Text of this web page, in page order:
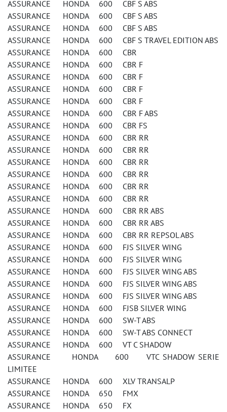
ASSURANCE HONDA 600 CBF S ABS
ASSURANCE HONDA 600 CBF S ABS
ASSURANCE HONDA 600 CBF S ABS
ASSURANCE HONDA 600 CBF S TRAVEL EDITION ABS
ASSURANCE HONDA 600 CBR
ASSURANCE HONDA 600 CBR F
ASSURANCE HONDA 600 CBR F
ASSURANCE HONDA 600 CBR F
ASSURANCE HONDA 600 CBR F
ASSURANCE HONDA 600 CBR F ABS
ASSURANCE HONDA 600 CBR FS
ASSURANCE HONDA 600 CBR RR
ASSURANCE HONDA 600 CBR RR
ASSURANCE HONDA 600 CBR RR
ASSURANCE HONDA 600 CBR RR
ASSURANCE HONDA 600 CBR RR
ASSURANCE HONDA 600 CBR RR
ASSURANCE HONDA 600 CBR RR ABS
ASSURANCE HONDA 600 CBR RR ABS
ASSURANCE HONDA 600 CBR RR REPSOL ABS
ASSURANCE HONDA 600 FJS SILVER WING
ASSURANCE HONDA 600 FJS SILVER WING
ASSURANCE HONDA 600 FJS SILVER WING ABS
ASSURANCE HONDA 600 FJS SILVER WING ABS
ASSURANCE HONDA 600 FJS SILVER WING ABS
ASSURANCE HONDA 600 FJSB SILVER WING
ASSURANCE HONDA 600 SW-T ABS
ASSURANCE HONDA 600 SW-T ABS CONNECT
ASSURANCE HONDA 600 VT C SHADOW
ASSURANCE HONDA 600 VTC SHADOW SERIE
LIMITEE
ASSURANCE HONDA 600 XLV TRANSALP
ASSURANCE HONDA 650 FMX
ASSURANCE HONDA 650 FX